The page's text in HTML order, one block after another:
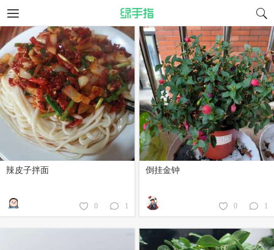
辣皮子拌面
0 1
倒挂金钟
0 1